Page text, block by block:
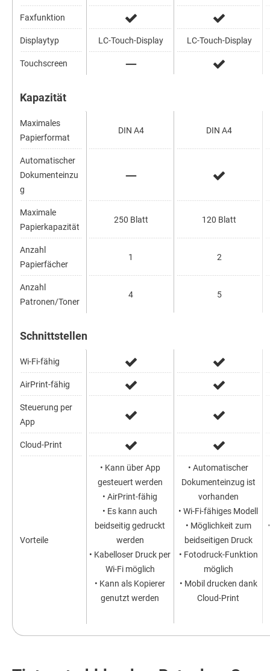
Faxfunktion
Displaytyp
Touchscreen
Kapazität
Maximales
Papierformat
Automatischer
Dokumenteinzu
g
Maximale
Papierkapazität
Anzahl
Papierfächer
Anzahl
Patronen/Toner
Schnittstellen
Wi-Fi-fähig
AirPrint-fähig
Steuerung per
App
Cloud-Print
Vorteile
LC-Touch-Display
DIN A4
250 Blatt
1
4
• Kann über App
gesteuert werden
• AirPrint-fähig
• Es kann auch
beidseitig gedruckt
werden
• Kabelloser Druck per
Wi-Fi möglich
• Kann als Kopierer
genutzt werden
LC-Touch-Display
DIN A4
120 Blatt
2
5
• Automatischer
Dokumenteinzug ist
vorhanden
• Wi-Fi-fähiges Modell
• Möglichkeit zum
beidseitigen Druck
• Fotodruck-Funktion
möglich
• Mobil drucken dank
Cloud-Print